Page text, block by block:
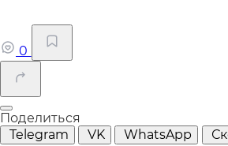
0
Поделиться
Telegram
VK WhatsApp